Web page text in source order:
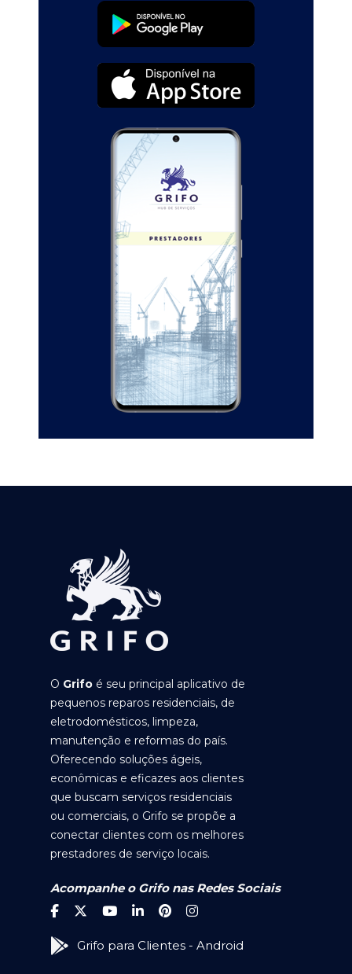
O Grifo é seu principal aplicativo de
pequenos reparos residenciais, de
eletrodomésticos, limpeza,
manutenção e reformas do país.
Oferecendo soluções ágeis,
econômicas e eficazes aos clientes
que buscam serviços residenciais
ou comerciais, o Grifo se propõe a
conectar clientes com os melhores
prestadores de serviço locais.
Acompanhe o Grifo nas Redes Sociais
Grifo para Clientes - Android